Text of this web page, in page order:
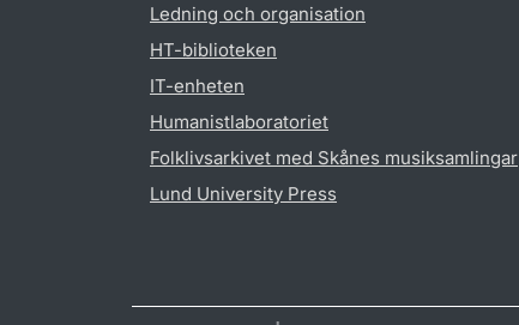
Ledning och organisation
HT-biblioteken
IT-enheten
Humanistlaboratoriet
Folklivsarkivet med Skånes musiksamlingar
Lund University Press